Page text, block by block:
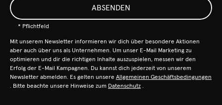
ABSENDEN
* Pflichtfeld
Mit unserem Newsletter informieren wir dich über besondere Aktionen
aber auch über uns als Unternehmen. Um unser E-Mail Marketing zu
optimieren und dir die richtigen Inhalte auszuspielen, messen wir den
Erfolg der E-Mail Kampagnen. Du kannst dich jederzeit von unserem
Newsletter abmelden. Es gelten unsere Allgemeinen Geschäftsbedingungen
. Bitte beachte unsere Hinweise zum Datenschutz .